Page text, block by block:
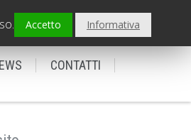
0495798239
CONTATTI
Accetto Informativa